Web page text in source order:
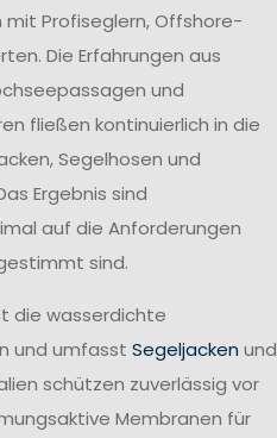
Profiseglern, Offshore-
Die Erfahrungen aus
und
fließen kontinuierlich in die
Segelhosen und
Ergebnis sind
auf die Anforderungen
sind.
die wasserdichte
und umfasst Segeljacken und
schützen zuverlässig vor
Membranen für